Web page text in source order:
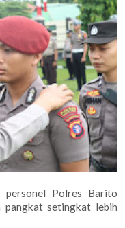
personel Polres Barito
setingkat lebih